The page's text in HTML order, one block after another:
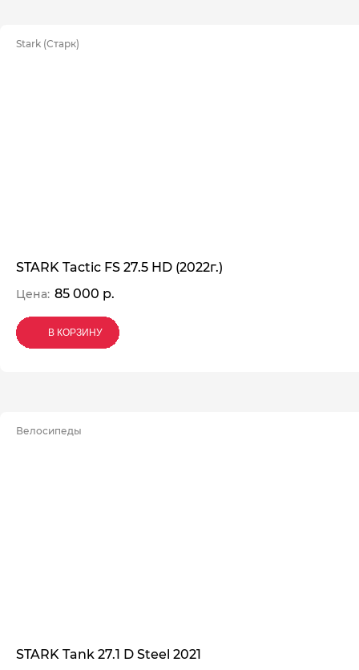
Stark (Старк)
STARK Tactic FS 27.5 HD (2022г.)
Цена: 85 000 р.
В КОРЗИНУ
В КОРЗИНУ
В КОРЗИНУ
Велосипеды
STARK Tank 27.1 D Steel 2021